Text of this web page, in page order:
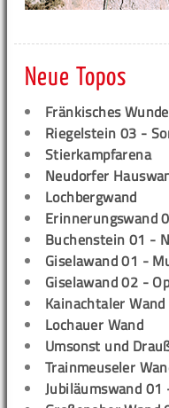
Neue Topos
Fränkisches
Riegelstein 03 -
Stierkampfarena
Neudorfer
Lochbergwand
Erinnerungswand
Buchenstein 01 -
Giselawand 01 -
Giselawand 02 -
Kainachtaler Wand
Lochauer Wand
Umsonst und
Trainmeuseler
Jubiläumswand 01